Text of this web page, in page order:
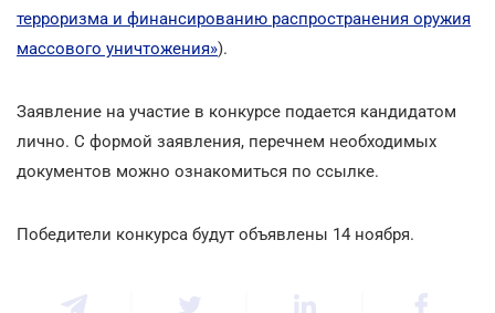
терроризма и финансированию распространения оружия
массового уничтожения»).
Заявление на участие в конкурсе подается кандидатом
лично. С формой заявления, перечнем необходимых
документов можно ознакомиться по ссылке.
Победители конкурса будут объявлены 14 ноября.